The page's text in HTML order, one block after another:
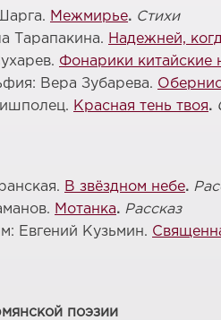
Межмирье. Стихи
Тарапакина. Надежней,
Фонарики китайские
Вера Зубарева.
Красная тень твоя.
В звёздном небе.
Мотанка. Рассказ
Евгений Кузьмин.
поэзии